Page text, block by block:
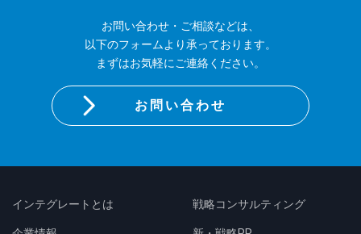
お問い合わせ・ご相談などは、
以下のフォームより承っております。
まずはお気軽にご連絡ください。
お問い合わせ
インテグレートとは 戦略コンサルティング